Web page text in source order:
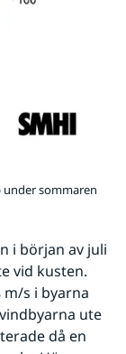
under sommaren
i början av juli
vid kusten.
m/s i byarna
ute
då en